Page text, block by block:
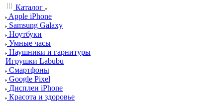
Каталог
Apple iPhone
Samsung Galaxy
Ноутбуки
Умные часы
Наушники и гарнитуры
Игрушки Labubu
Смартфоны
Google Pixel
Дисплеи iPhone
Красота и здоровье